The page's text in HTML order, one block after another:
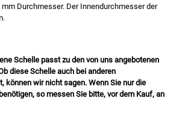
mm Durchmesser. Der Innendurchmesser der
Schelle passt zu den von uns angebotenen
diese Schelle auch bei anderen
können wir nicht sagen. Wenn Sie nur die
so messen Sie bitte, vor dem Kauf, an